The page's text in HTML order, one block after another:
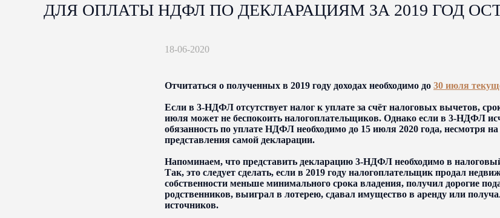
ДЛЯ ОПЛАТЫ НДФЛ ПО ДЕКЛАРАЦИЯМ ЗА 2019 ГОД
18-06-2020
Отчитаться о полученных в 2019 году доходах необходимо до 30 июля
Если в 3-НДФЛ отсутствует налог к уплате за счёт налоговых вычетов,
июля может не беспокоить налогоплательщиков. Однако если в 3-НДФЛ
обязанность по уплате НДФЛ необходимо до 15 июля 2020 года, несмотря на
представления самой декларации.
Напоминаем, что представить декларацию 3-НДФЛ необходимо в налоговый
Так, это следует сделать, если в 2019 году налогоплательщик продал
собственности меньше минимального срока владения, получил дорогие
родственников, выиграл в лотерею, сдавал имущество в аренду или
источников.